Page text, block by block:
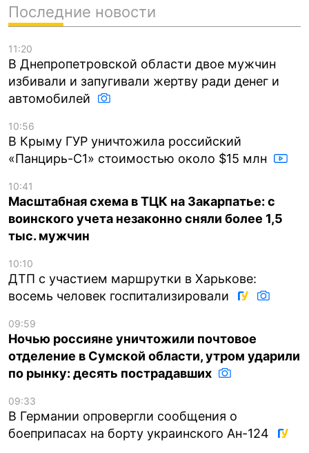
Последние новости
11:20
В Днепропетровской области двое мужчин
избивали и запугивали жертву ради денег и
автомобилей
10:56
В Крыму ГУР уничтожила российский
«Панцирь-С1» стоимостью около $15 млн
10:41
Масштабная схема в ТЦК на Закарпатье: с
воинского учета незаконно сняли более 1,5
тыс. мужчин
10:10
ДТП с участием маршрутки в Харькове:
восемь человек госпитализировали
09:59
Ночью россияне уничтожили почтовое
отделение в Сумской области, утром ударили
по рынку: десять пострадавших
09:33
В Германии опровергли сообщения о
боеприпасах на борту украинского Ан-124